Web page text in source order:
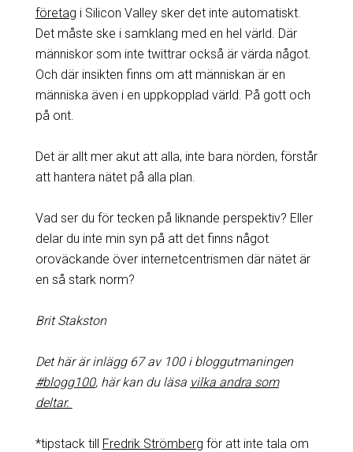
företag i Silicon Valley sker det inte automatiskt.
Det måste ske i samklang med en hel värld. Där
människor som inte twittrar också är värda något.
Och där insikten finns om att människan är en
människa även i en uppkopplad värld. På gott och
på ont.
Det är allt mer akut att alla, inte bara nörden, förstår
att hantera nätet på alla plan.
Vad ser du för tecken på liknande perspektiv? Eller
delar du inte min syn på att det finns något
oroväckande över internetcentrismen där nätet är
en så stark norm?
Brit Stakston
Det här är inlägg 67 av 100 i bloggutmaningen
#blogg100, här kan du läsa vilka andra som
deltar.
*tipstack till Fredrik Strömberg för att inte tala om